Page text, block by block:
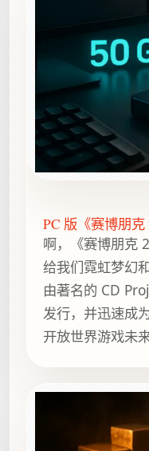
PC 版《赛博朋克
啊，《赛博朋克
给我们霓虹梦幻
由著名的 CD
发行，并迅速成
开放世界游戏未
人好奇的问题：